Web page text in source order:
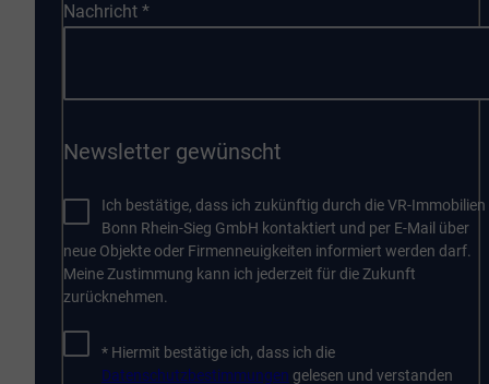
Nachricht*
Newsletter gewünscht
Ich bestätige, dass ich zukünftig durch die VR-Immobilien
Bonn Rhein-Sieg GmbH kontaktiert und per E-Mail über
neue Objekte oder Firmenneuigkeiten informiert werden darf.
Meine Zustimmung kann ich jederzeit für die Zukunft
zurücknehmen.
* Hiermit bestätige ich, dass ich die
Datenschutzbestimmungen gelesen und verstanden